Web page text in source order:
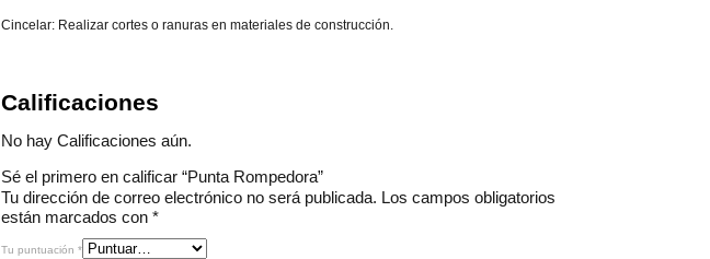
Cincelar: Realizar cortes o ranuras en materiales de construcción.
Calificaciones
No hay Calificaciones aún.
Sé el primero en calificar “Punta Rompedora”
Tu dirección de correo electrónico no será publicada. Los campos obligatorios
están marcados con*
Tu puntuación*